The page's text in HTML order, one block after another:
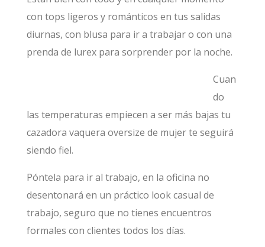
con tops ligeros y románticos en tus salidas
diurnas, con blusa para ir a trabajar o con una
prenda de lurex para sorprender por la noche.
Cuan
do
las temperaturas empiecen a ser más bajas tu
cazadora vaquera oversize de mujer te seguirá
siendo fiel.
Póntela para ir al trabajo, en la oficina no
desentonará en un práctico look casual de
trabajo, seguro que no tienes encuentros
formales con clientes todos los días.